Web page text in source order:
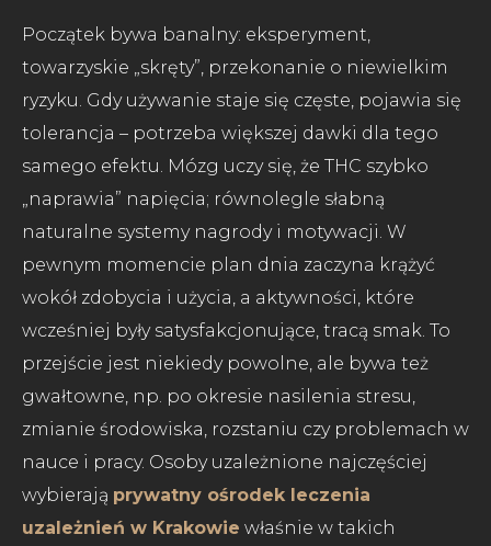
Początek bywa banalny: eksperyment,
towarzyskie „skręty”, przekonanie o niewielkim
ryzyku. Gdy używanie staje się częste, pojawia się
tolerancja – potrzeba większej dawki dla tego
samego efektu. Mózg uczy się, że THC szybko
„naprawia” napięcia; równolegle słabną
naturalne systemy nagrody i motywacji. W
pewnym momencie plan dnia zaczyna krążyć
wokół zdobycia i użycia, a aktywności, które
wcześniej były satysfakcjonujące, tracą smak. To
przejście jest niekiedy powolne, ale bywa też
gwałtowne, np. po okresie nasilenia stresu,
zmianie środowiska, rozstaniu czy problemach w
nauce i pracy. Osoby uzależnione najczęściej
wybierają prywatny ośrodek leczenia
uzależnień w Krakowie właśnie w takich